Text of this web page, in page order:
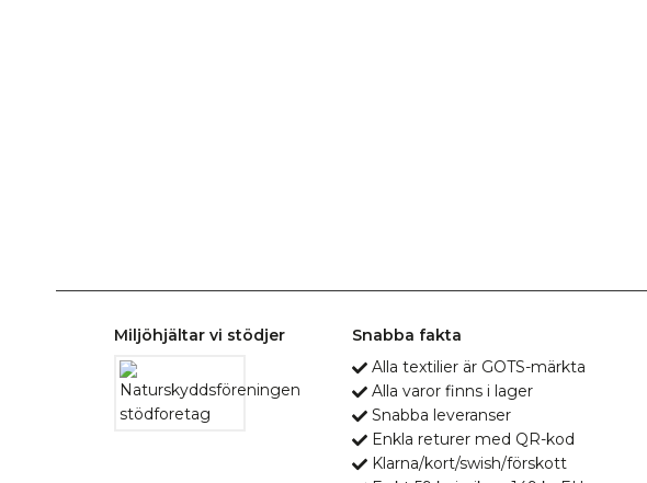
Miljöhjältar vi stödjer
Snabba fakta
Alla textilier är GOTS-märkta
Alla varor finns i lager
Snabba leveranser
Enkla returer med QR-kod
Klarna/kort/swish/förskott